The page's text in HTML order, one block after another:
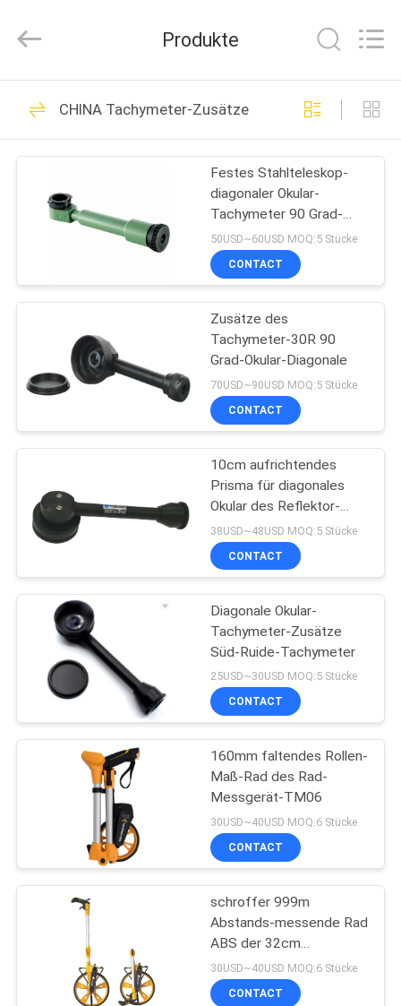
HAUS
PRODUKTE
ÜBER
FABRIK-
AUSFLUG
QUALITÄTSKONTROLLE
TRETEN
MIT
UNS
VERBINDUNG
FORDERN
ZITAT
SITEMAP
PRIVACY
POLICY
Co.,Ltd.
Vermessensreflektor-
23
Übersicht Mini Prism
33
360 Grad-Prisma
Tachymeterprisma
11
Prisma Pole Bipod
11
Produkte
CHINA Tachymeter-Zusätze
Festes Stahlteleskop-
diagonaler Okular-
Tachymeter 90 Grad-
Okular
50USD~60USD MOQ:5 Stücke
CONTACT
Zusätze des
Tachymeter-30R 90
Grad-Okular-Diagonale
70USD~90USD MOQ:5 Stücke
CONTACT
10cm aufrichtendes
Prisma für diagonales
Okular des Reflektor-
Teleskop-GTS-102
38USD~48USD MOQ:5 Stücke
CONTACT
Diagonale Okular-
Tachymeter-Zusätze
Süd-Ruide-Tachymeter
25USD~30USD MOQ:5 Stücke
CONTACT
160mm faltendes Rollen-
Maß-Rad des Rad-
Messgerät-TM06
30USD~40USD MOQ:6 Stücke
CONTACT
schroffer 999m
Abstands-messende Rad
ABS der 32cm
Tachymeter-Zusatz-
30USD~40USD MOQ:6 Stücke
CONTACT